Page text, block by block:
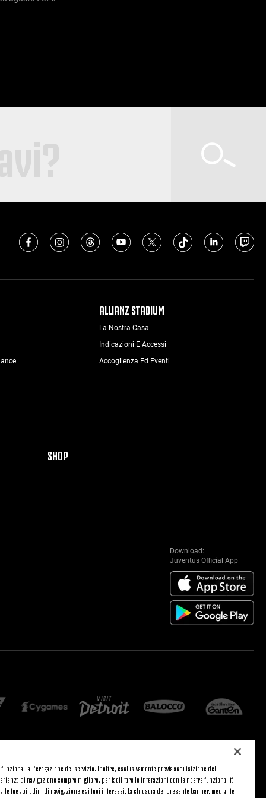
ALLIANZ STADIUM
La Nostra Casa
Indicazioni E Accessi
Accoglienza Ed Eventi
SHOP
Download:
Juventus Official App
PRIVACY
TORNA SU
all’erogazione del servizio. Inoltre, esclusivamente previa acquisizione del
di navigazione sempre migliore, per facilitare le interazioni con le nostre funzionalità
tue abitudini di navigazione e ai tuoi interessi. La chiusura del presente banner, mediante